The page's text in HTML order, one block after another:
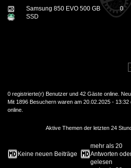
Samsung 850 EVO 500 GB
SSD
0
0 registrierte(r) Benutzer und 42 Gäste online.
Mit 1896 Besuchern waren am 20.02.2025 -
online.
Aktive Themen der letzten 24
Keine neuen Beiträge
mehr als 20
Antworten
gelesen